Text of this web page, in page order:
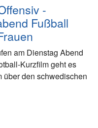
-
Fußball
am Dienstag Abend
Kurzfilm geht es
über den schwedischen